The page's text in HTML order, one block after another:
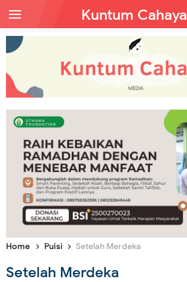
Kuntum Cahaya
Home Puisi Setelah Merdeka
Setelah Merdeka